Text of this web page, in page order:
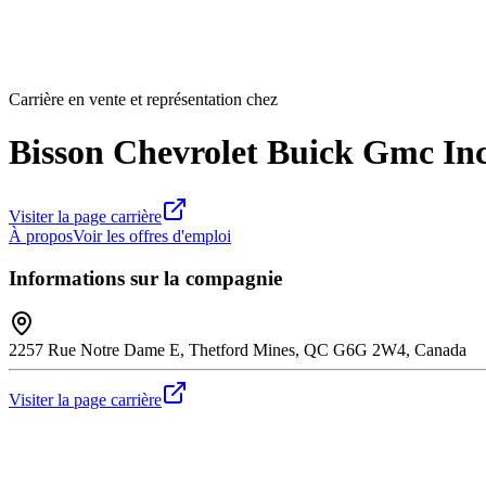
Carrière en vente et représentation chez
Bisson Chevrolet Buick Gmc
Visiter la page carrière
À proposVoir les offres d'emploi
Informations sur la compagnie
2257 Rue Notre Dame E, Thetford Mines, QC G6G 2W4, Canada
Visiter la page carrière